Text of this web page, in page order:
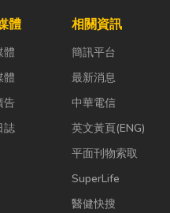
體
體
體
告
誌
相關資訊
簡訊平台
最新消息
中華電信
英文黃頁(ENG)
平面刊物索取
SuperLife
醫健快搜